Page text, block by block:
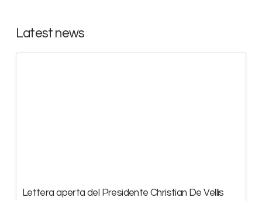
Latest news
Lettera aperta del Presidente Christian De Vellis